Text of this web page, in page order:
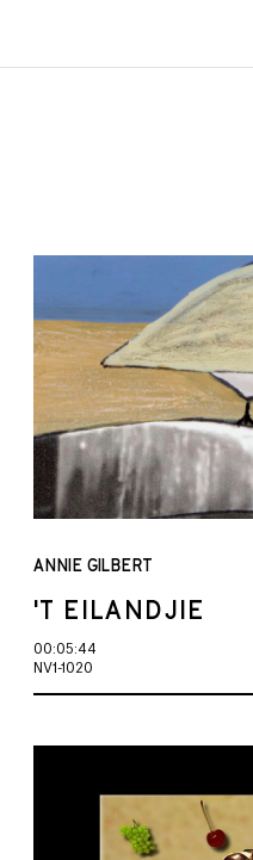
ANNIE GILBERT
'T EILANDJIE
00:05:44
NV1-1020